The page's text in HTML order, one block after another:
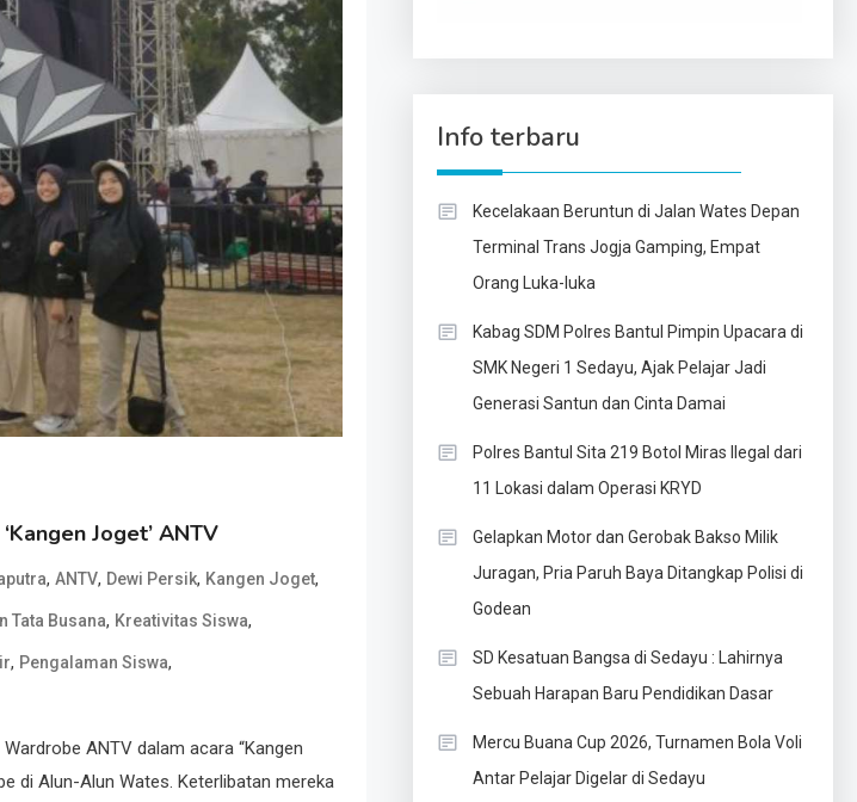
Joget’ ANTV
, ANTV, Dewi Persik, Kangen Joget,
Tata Busana, Kreativitas Siswa,
, Pengalaman Siswa,
ANTV dalam acara “Kangen
di Alun-Alun Wates. Keterlibatan mereka
Info terbaru
Kecelakaan Beruntun di Jalan Wates Depan
Terminal Trans Jogja Gamping, Empat
Orang Luka-luka
Kabag SDM Polres Bantul Pimpin Upacara di
SMK Negeri 1 Sedayu, Ajak Pelajar Jadi
Generasi Santun dan Cinta Damai
Polres Bantul Sita 219 Botol Miras Ilegal dari
11 Lokasi dalam Operasi KRYD
Gelapkan Motor dan Gerobak Bakso Milik
Juragan, Pria Paruh Baya Ditangkap Polisi di
Godean
SD Kesatuan Bangsa di Sedayu : Lahirnya
Sebuah Harapan Baru Pendidikan Dasar
Mercu Buana Cup 2026, Turnamen Bola Voli
Antar Pelajar Digelar di Sedayu